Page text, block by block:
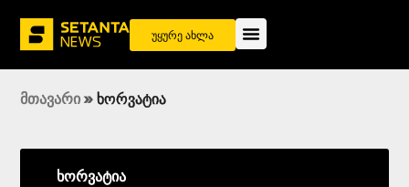
უყურე ახლა
მთავარი » ხორვატია
ხორვატია